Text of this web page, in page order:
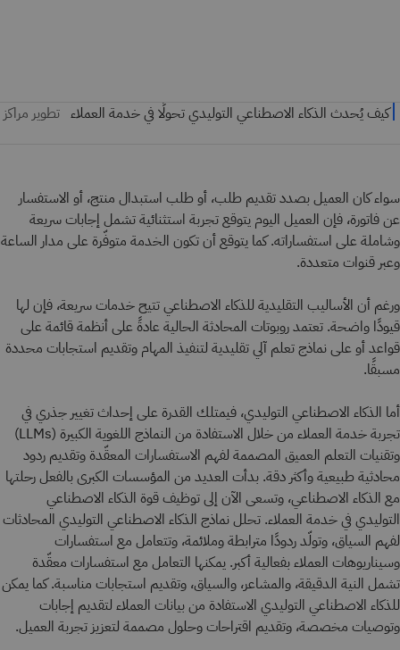
سواء كان العميل بصدد تقديم طلب، أو طلب استبدال منتج، أو الاستفسار
عن فاتورة، فإن العميل اليوم يتوقع تجربة استثنائية تشمل إجابات سريعة
وشاملة على استفساراته. كما يتوقع أن تكون الخدمة متوفّرة على مدار الساعة
وعبر قنوات متعددة.
ورغم أن الأساليب التقليدية للذكاء الاصطناعي تتيح خدمات سريعة، فإن لها
قيودًا واضحة. تعتمد روبوتات المحادثة الحالية عادةً على أنظمة قائمة على
قواعد أو على نماذج تعلم آلي تقليدية لتنفيذ المهام وتقديم استجابات محددة
مسبقًا.
أما الذكاء الاصطناعي التوليدي، فيمتلك القدرة على إحداث تغيير جذري في
تجربة خدمة العملاء من خلال الاستفادة من النماذج اللغوية الكبيرة (LLMs)
وتقنيات التعلم العميق المصممة لفهم الاستفسارات المعقّدة وتقديم ردود
محادثية طبيعية وأكثر دقة. بدأت العديد من المؤسسات الكبرى بالفعل رحلتها
مع الذكاء الاصطناعي، وتسعى الآن إلى توظيف قوة الذكاء الاصطناعي
التوليدي في خدمة العملاء. تحلل نماذج الذكاء الاصطناعي التوليدي المحادثات
لفهم السياق، وتولّد ردودًا مترابطة وملائمة، وتتعامل مع استفسارات
وسيناريوهات العملاء بفعالية أكبر. يمكنها التعامل مع استفسارات معقّدة
تشمل النية الدقيقة، والمشاعر، والسياق، وتقديم استجابات مناسبة. كما يمكن
للذكاء الاصطناعي التوليدي الاستفادة من بيانات العملاء لتقديم إجابات
وتوصيات مخصصة، وتقديم اقتراحات وحلول مصممة لتعزيز تجربة العميل.